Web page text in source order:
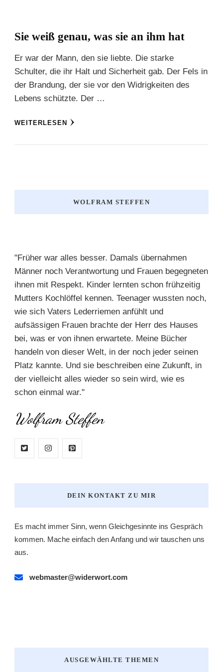
Sie weiß genau, was sie an ihm hat
Er war der Mann, den sie liebte. Die starke
Schulter, die ihr Halt und Sicherheit gab. Der Fels in
der Brandung, der sie vor den Widrigkeiten des
Lebens schützte. Der …
WEITERLESEN
WOLFRAM STEFFEN
"Früher war alles besser. Damals übernahmen
Männer noch Verantwortung und Frauen begegneten
ihnen mit Respekt. Kinder lernten schon frühzeitig
Mutters Kochlöffel kennen. Teenager wussten noch,
wie sich Vaters Lederriemen anfühlt und
aufsässigen Frauen brachte der Herr des Hauses
bei, was er von ihnen erwartete. Meine Bücher
handeln von dieser Welt, in der noch jeder seinen
Platz kannte. Und sie beschreiben eine Zukunft, in
der vielleicht alles wieder so sein wird, wie es
schon einmal war."
Wolfram Steffen
DEIN KONTAKT ZU MIR
Es macht immer Sinn, wenn Gleichgesinnte ins Gespräch
kommen. Mache einfach den Anfang und wir tauschen uns
aus.
webmaster@widerwort.com
AUSGEWÄHLTE THEMEN